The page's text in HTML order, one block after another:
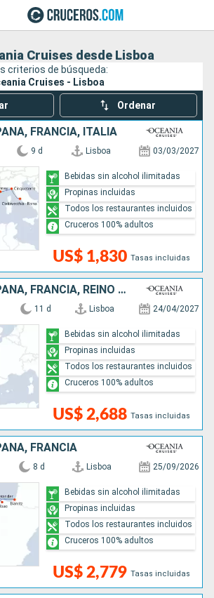
Cruises desde Lisboa
criterios de búsqueda:
Cruises - Lisboa
Ordenar
FRANCIA, ITALIA
9 d Lisboa 03/03/2027
US$ 1,830 Tasas incluidas
Bebidas sin alcohol ilimitadas
Propinas incluidas
Todos los restaurantes incluidos
Cruceros 100% adultos
PORTUGAL, ESPAÑA, FRANCIA, REINO UNIDO
11 d Lisboa 24/04/2027
US$ 2,688 Tasas incluidas
Bebidas sin alcohol ilimitadas
Propinas incluidas
Todos los restaurantes incluidos
Cruceros 100% adultos
FRANCIA
8 d Lisboa 25/09/2026
US$ 2,779 Tasas incluidas
Bebidas sin alcohol ilimitadas
Propinas incluidas
Todos los restaurantes incluidos
Cruceros 100% adultos